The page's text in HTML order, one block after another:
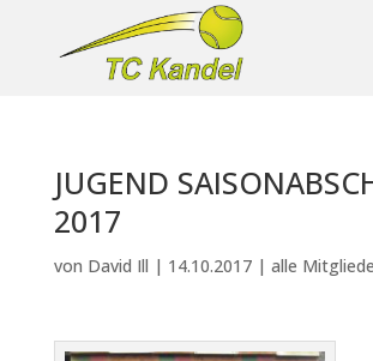
JUGEND
2017
von David Ill | 14.10.2017| alle